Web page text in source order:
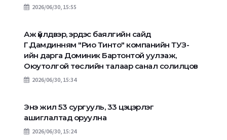
2026/06/30, 15:55
Аж үйлдвэр, эрдэс баялгийн сайд
Г.Дамдинням "Рио Тинто" компанийн ТУЗ-
ийн дарга Доминик Бартонтой уулзаж,
Оюутолгой төслийн талаар санал солилцов
2026/06/30, 15:34
Энэ жил 53 сургууль, 33 цэцэрлэг
ашиглалтад оруулна
2026/06/30, 15:24